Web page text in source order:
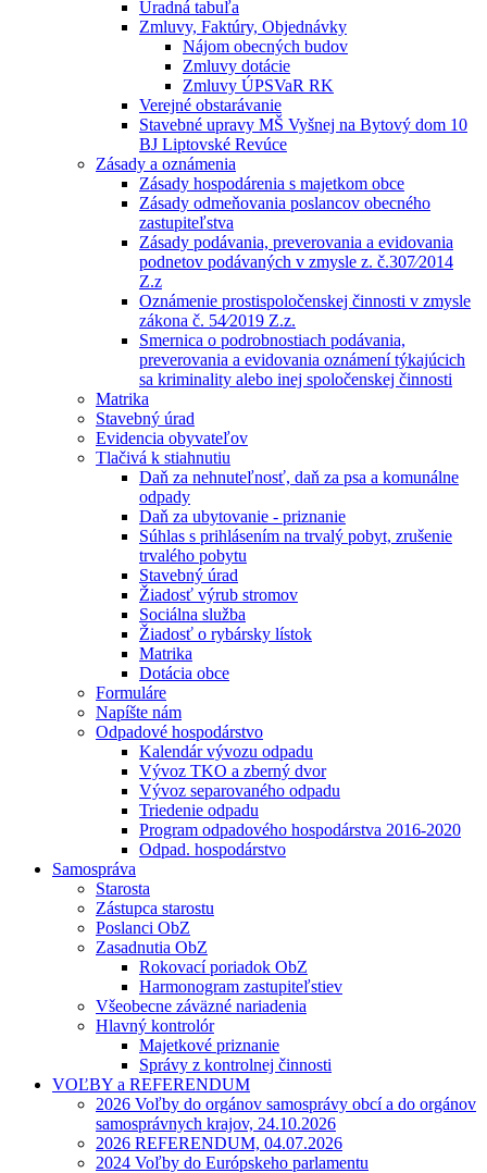
Úradná tabuľa
Zmluvy, Faktúry, Objednávky
Nájom obecných budov
Zmluvy dotácie
Zmluvy ÚPSVaR RK
Verejné obstarávanie
Stavebné upravy MŠ Vyšnej na Bytový dom 10
BJ Liptovské Revúce
Zásady a oznámenia
Zásady hospodárenia s majetkom obce
Zásady odmeňovania poslancov obecného
zastupiteľstva
Zásady podávania, preverovania a evidovania
podnetov podávaných v zmysle z. č.307⁄2014
Z.z
Oznámenie prostispoločenskej činnosti v zmysle
zákona č. 54⁄2019 Z.z.
Smernica o podrobnostiach podávania,
preverovania a evidovania oznámení týkajúcich
sa kriminality alebo inej spoločenskej činnosti
Matrika
Stavebný úrad
Evidencia obyvateľov
Tlačivá k stiahnutiu
Daň za nehnuteľnosť, daň za psa a komunálne
odpady
Daň za ubytovanie - priznanie
Súhlas s prihlásením na trvalý pobyt, zrušenie
trvalého pobytu
Stavebný úrad
Žiadosť výrub stromov
Sociálna služba
Žiadosť o rybársky lístok
Matrika
Dotácia obce
Formuláre
Napíšte nám
Odpadové hospodárstvo
Kalendár vývozu odpadu
Vývoz TKO a zberný dvor
Vývoz separovaného odpadu
Triedenie odpadu
Program odpadového hospodárstva 2016-2020
Odpad. hospodárstvo
Samospráva
Starosta
Zástupca starostu
Poslanci ObZ
Zasadnutia ObZ
Rokovací poriadok ObZ
Harmonogram zastupiteľstiev
Všeobecne záväzné nariadenia
Hlavný kontrolór
Majetkové priznanie
Správy z kontrolnej činnosti
VOĽBY a REFERENDUM
2026 Voľby do orgánov samosprávy obcí a do orgánov
samosprávnych krajov, 24.10.2026
2026 REFERENDUM, 04.07.2026
2024 Voľby do Európskeho parlamentu